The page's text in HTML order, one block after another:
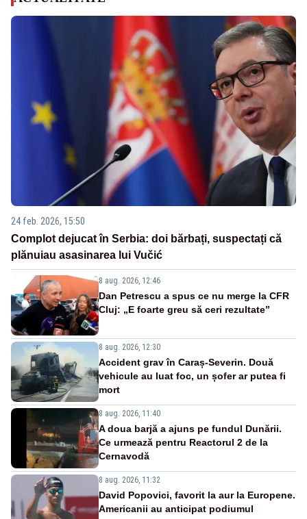
24 feb. 2026, 15:50
Complot dejucat în Serbia: doi bărbați, suspectați că
plănuiau asasinarea lui Vučić
8 aug. 2026, 12:46
Dan Petrescu a spus ce nu merge la CFR
Cluj: „E foarte greu să ceri rezultate”
8 aug. 2026, 12:30
Accident grav în Caraș-Severin. Două
vehicule au luat foc, un șofer ar putea fi
mort
8 aug. 2026, 11:40
A doua barjă a ajuns pe fundul Dunării.
Ce urmează pentru Reactorul 2 de la
Cernavodă
8 aug. 2026, 11:32
David Popovici, favorit la aur la Europene.
Americanii au anticipat podiumul